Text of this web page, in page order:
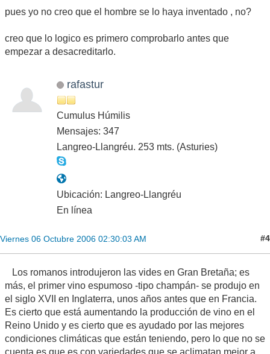
pues yo no creo que el hombre se lo haya inventado , no?
creo que lo logico es primero comprobarlo antes que
empezar a desacreditarlo.
rafastur
Cumulus Húmilis
Mensajes: 347
Langreo-Llangréu. 253 mts. (Asturies)
Ubicación: Langreo-Llangréu
En línea
Viernes 06 Octubre 2006 02:30:03 AM #4
Los romanos introdujeron las vides en Gran Bretaña; es
más, el primer vino espumoso -tipo champán- se produjo en
el siglo XVII en Inglaterra, unos años antes que en Francia.
Es cierto que está aumentando la producción de vino en el
Reino Unido y es cierto que es ayudado por las mejores
condiciones climáticas que están teniendo, pero lo que no se
cuenta es que es con variedades que se aclimatan mejor a